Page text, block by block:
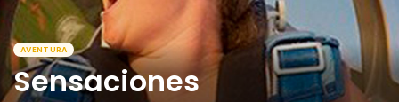
AVENTURA
Sensaciones